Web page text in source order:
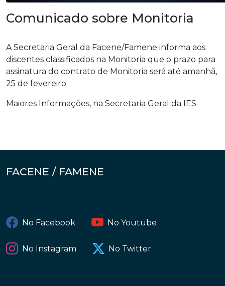
Comunicado sobre Monitoria
A Secretaria Geral da Facene/Famene informa aos
discentes classificados na Monitoria que o prazo para
assinatura do contrato de Monitoria será até amanhã,
25 de fevereiro.
Maiores Informações, na Secretaria Geral da IES.
FACENE / FAMENE
No Facebook No Youtube
No Instagram No Twitter